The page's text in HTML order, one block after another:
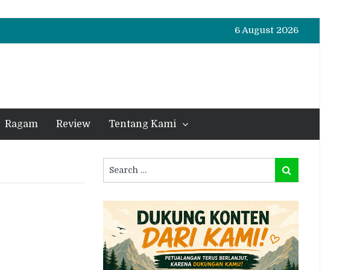
All-New Mitsubishi Pajero Siap Debut, Usung Kemampuan Off-Road Lebih Tangguh
Daihatsu Hadirkan Rocky Hybrid, New Sigra hingga Concept Car di GIIAS 2026
6 August 2026
Ragam Review Tentang Kami
for:
Search